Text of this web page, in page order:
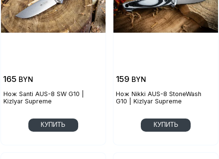
Нож Santi AUS-8 SW G10 |
Kizlyar Supreme
165 BYN
КУПИТЬ
Нож Nikki AUS-8 StoneWash
G10 | Kizlyar Supreme
159 BYN
КУПИТЬ